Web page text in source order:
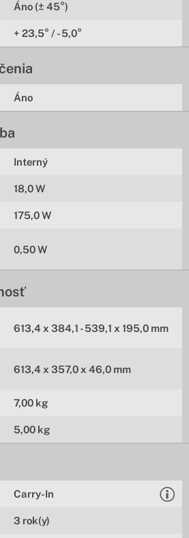
Áno (± 45°)
+ 23,5° / - 5,0°
Áno
Interný
18,0 W
175,0 W
0,50 W
613,4 x 384,1 - 539,1 x 195,0 mm
613,4 x 357,0 x 46,0 mm
7,00 kg
5,00 kg
Carry-In
3 rok(y)